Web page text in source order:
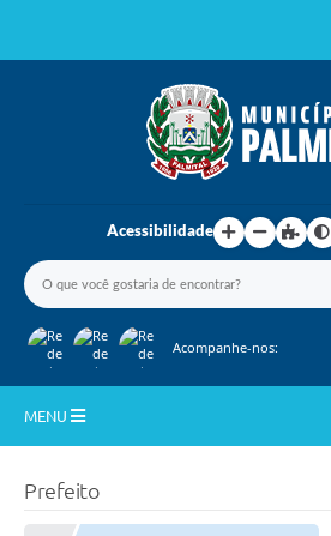
Acessibilidade
Acompanhe-nos:
MENU
Prefeito